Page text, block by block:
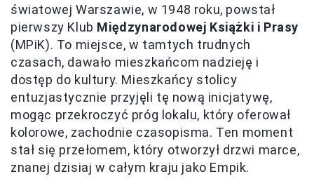
światowej Warszawie, w 1948 roku, powstał
pierwszy Klub Międzynarodowej Książki i Prasy
(MPiK). To miejsce, w tamtych trudnych
czasach, dawało mieszkańcom nadzieję i
dostęp do kultury. Mieszkańcy stolicy
entuzjastycznie przyjęli tę nową inicjatywę,
mogąc przekroczyć próg lokalu, który oferował
kolorowe, zachodnie czasopisma. Ten moment
stał się przełomem, który otworzył drzwi marce,
znanej dzisiaj w całym kraju jako Empik.